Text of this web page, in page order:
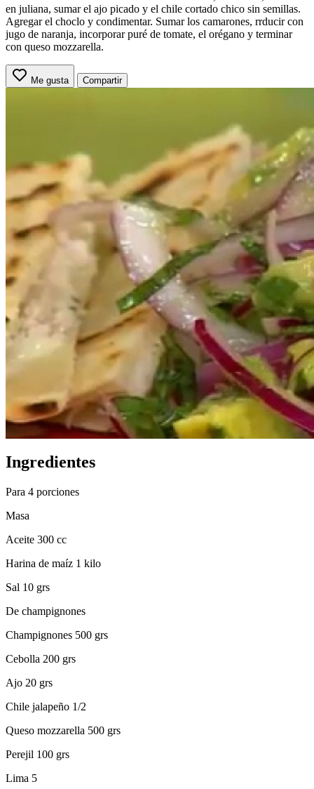
en juliana, sumar el ajo picado y el chile cortado chico sin semillas.
Agregar el choclo y condimentar. Sumar los camarones, rrducir con
jugo de naranja, incorporar puré de tomate, el orégano y terminar
con queso mozzarella.
Me gusta Compartir
Ingredientes
Para 4 porciones
Masa
Aceite 300 cc
Harina de maíz 1 kilo
Sal 10 grs
De champignones
Champignones 500 grs
Cebolla 200 grs
Ajo 20 grs
Chile jalapeño 1/2
Queso mozzarella 500 grs
Perejil 100 grs
Lima 5